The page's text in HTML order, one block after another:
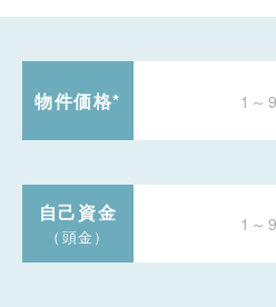
物件価格*
自己資金
（頭金）